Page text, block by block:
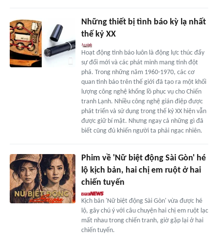
Những thiết bị tình báo kỳ lạ nhất
thế kỷ XX
Hoạt động tình báo luôn là động lực thúc đẩy
sự đổi mới và các phát minh mang tính đột
phá. Trong những năm 1960-1970, các cơ
quan tình báo trên thế giới đã tạo ra một khối
lượng công nghệ khổng lồ phục vụ cho Chiến
tranh Lạnh. Nhiều công nghệ gián điệp được
phát triển và sử dụng trong thế kỷ XX hiện vẫn
được giữ bí mật. Nhưng ngay cả những gì đã
biết cũng đủ khiến người ta phải ngạc nhiên.
Phim về 'Nữ biệt động Sài Gòn' hé
lộ kịch bản, hai chị em ruột ở hai
chiến tuyến
Kịch bản 'Nữ biệt động Sài Gòn' vừa được hé
lộ, gây chú ý với câu chuyện hai chị em ruột lạc
mất nhau trong chiến tranh, giờ gặp lại ở hai
chiến tuyến.